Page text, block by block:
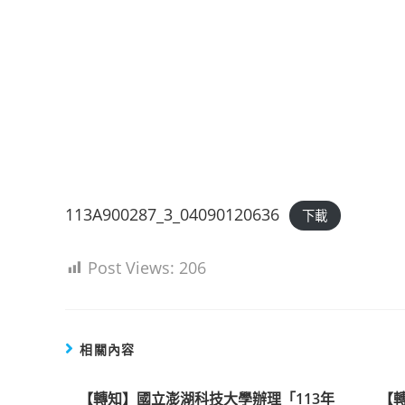
113A900287_3_04090120636 下載
Post Views: 206
相關內容
【轉知】國立澎湖科技大學辦理「113年